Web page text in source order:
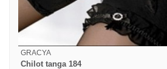
GRACYA
Chilot tanga 184